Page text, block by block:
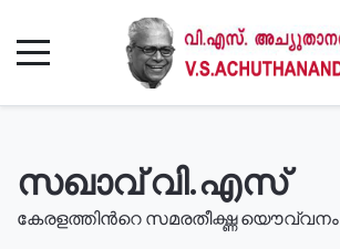
സഖാവ് വി.എസ്
കേരളത്തിൻറെ സമരതീക്ഷ്ണ യൌവ്വനം